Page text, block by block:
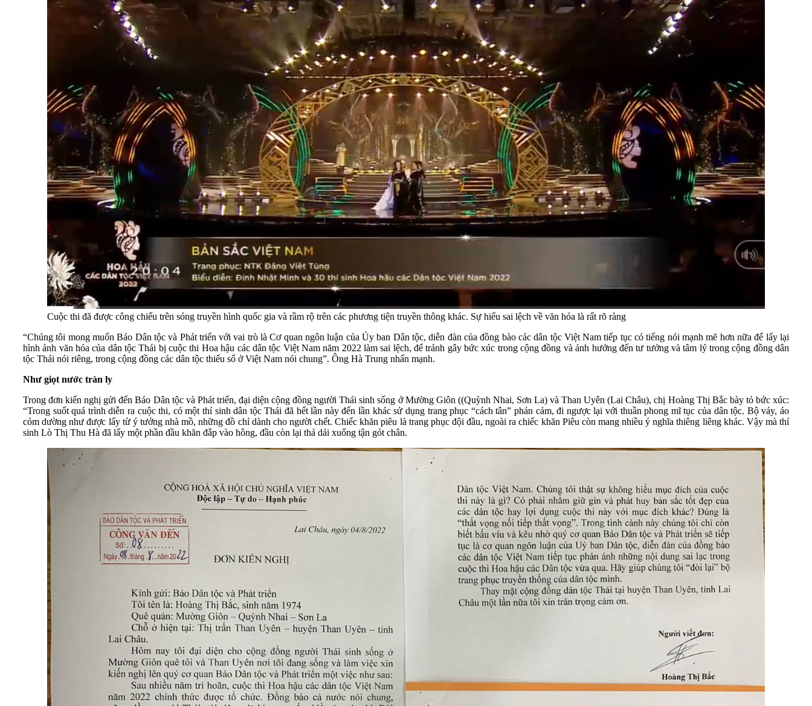
Cuộc thi đã được công chiếu trên sóng truyền hình quốc gia và rầm rộ trên các phương tiện truyền thông khác. Sự hiểu sai lệch về văn hóa là rất rõ ràng
“Chúng tôi mong muốn Báo Dân tộc và Phát triển với vai trò là Cơ quan ngôn luận của Ủy ban Dân tộc, diễn đàn của đồng bào các dân tộc Việt Nam tiếp tục có tiếng nói mạnh mẽ hơn nữa để lấy lại
hình ảnh văn hóa của dân tộc Thái bị cuộc thi Hoa hậu các dân tộc Việt Nam năm 2022 làm sai lệch, để tránh gây bức xúc trong cộng đồng và ảnh hưởng đến tư tưởng và tâm lý trong cộng đồng dân
tộc Thái nói riêng, trong cộng đồng các dân tộc thiểu số ở Việt Nam nói chung”. Ông Hà Trung nhấn mạnh.
Như giọt nước tràn ly
Trong đơn kiến nghị gửi đến Báo Dân tộc và Phát triển, đại diện cộng đồng người Thái sinh sống ở Mường Giôn ((Quỳnh Nhai, Sơn La) và Than Uyên (Lai Châu), chị Hoàng Thị Bắc bày tỏ bức xúc:
“Trong suốt quá trình diễn ra cuộc thi, có một thí sinh dân tộc Thái đã hết lần này đến lần khác sử dụng trang phục “cách tân” phản cảm, đi ngược lại với thuần phong mĩ tục của dân tộc. Bộ váy, áo
cỏm dường như được lấy từ ý tưởng nhà mồ, những đồ chỉ dành cho người chết. Chiếc khăn piêu là trang phục đội đầu, ngoài ra chiếc khăn Piêu còn mang nhiều ý nghĩa thiêng liêng khác. Vậy mà thí
sinh Lò Thị Thu Hà đã lấy một phần đầu khăn đắp vào hông, đầu còn lại thả dải xuống tận gót chân.